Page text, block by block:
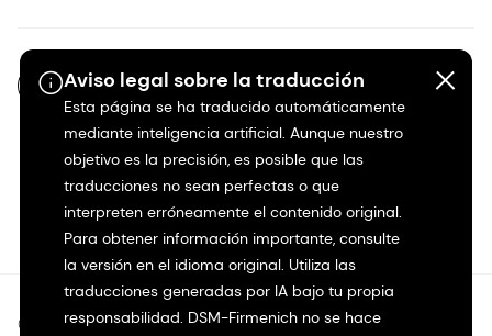
Aviso legal sobre la traducción
Esta página se ha traducido automáticamente
mediante inteligencia artificial. Aunque nuestro
objetivo es la precisión, es posible que las
traducciones no sean perfectas o que
interpreten erróneamente el contenido original.
Para obtener información importante, consulte
la versión en el idioma original. Utiliza las
traducciones generadas por IA bajo tu propia
responsabilidad. DSM-Firmenich no se hace
ES-MX
©2026 dsm-firmenich. Todos los derechos reservados.